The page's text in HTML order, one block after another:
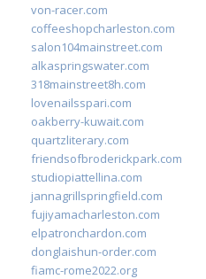
von-racer.com
coffeeshopcharleston.com
salon104mainstreet.com
alkaspringswater.com
318mainstreet8h.com
lovenailsspari.com
oakberry-kuwait.com
quartzliterary.com
friendsofbroderickpark.com
studiopiattellina.com
jannagrillspringfield.com
fujiyamacharleston.com
elpatronchardon.com
donglaishun-order.com
fiamc-rome2022.org